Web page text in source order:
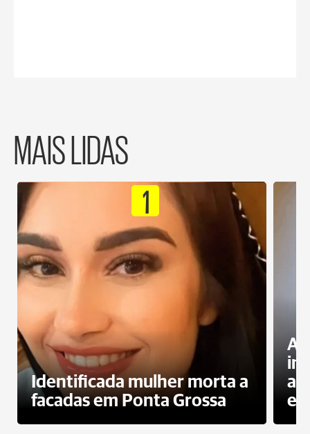
MAIS LIDAS
1
Identificada mulher morta a
facadas em Ponta Grossa